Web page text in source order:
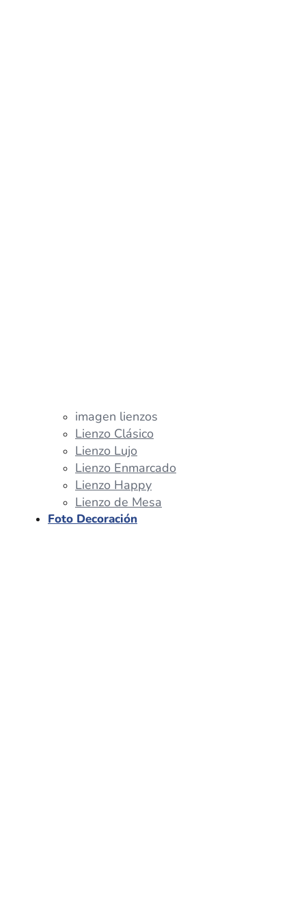
imagen lienzos
Lienzo Clásico
Lienzo Lujo
Lienzo Enmarcado
Lienzo Happy
Lienzo de Mesa
Foto Decoración